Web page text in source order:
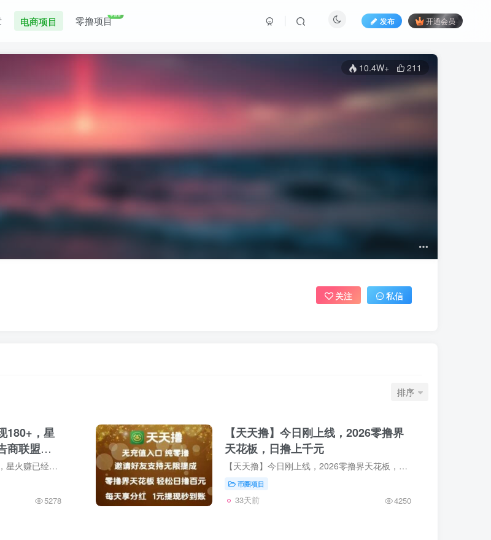
电商项目 零撸项目+99
发布 开通会员
10.4W+ 211
关注 私信
排序
180+，星
商联盟商
🔥星火赚🔥无门槛每天提现180+，星火赚已经对接了大量的广告商联盟商家，通过分发给星火赚各用户，刷真实阅读量和真实浏览量，平均15秒就能完成一次，受益0.3-0.8元，内置免费科技，你只需要提...
5278
【天天撸】今日刚上线，2026零撸界
天花板，日撸上千元
【天天撸】今日刚上线，2026零撸界天花板，日撸上千元，1元起提现秒到账推荐1人可获得100积分（10元），注册无需验证码、不实名、不养鸡，超级简单，水军可大干。平台每天分红大放水，超高福利...
币圈项目
33天前 4250